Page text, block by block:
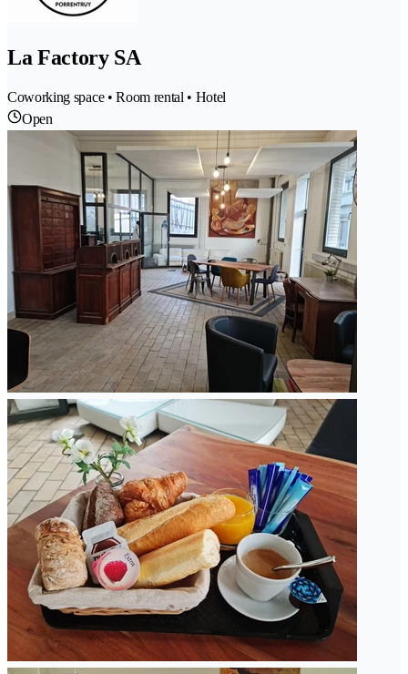
La Factory SA
Coworking space • Room rental • Hotel
Open